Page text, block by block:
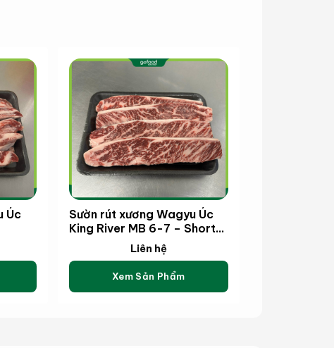
Úc
Sườn rút xương Wagyu Úc
King River MB 6-7 – Short
rib Boneless Wagyu King
River MB 6-7 (kg)
Liên hệ
Xem Sản Phẩm